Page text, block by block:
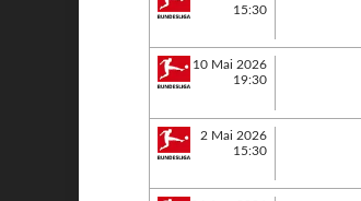
15:30
10 Mai 2026
19:30
2 Mai 2026
15:30